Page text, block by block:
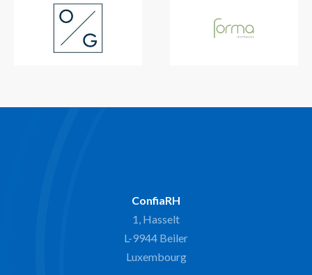
ConfiaRH
1, Hasselt
L-9944 Beiler
Luxembourg